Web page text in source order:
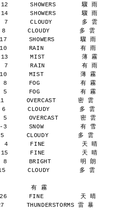
SHOWERS       驟 雨
SHOWERS       驟 雨
CLOUDY        多 雲
CLOUDY        多 雲
SHOWERS       驟 雨
RAIN          有 雨
MIST          薄 霧
RAIN          有 雨
MIST          薄 霧
FOG           有 霧
FOG           有 霧
OVERCAST      密 雲
6      CLOUDY        多 雲
OVERCAST      密 雲
SNOW          有 雪
CLOUDY        多 雲
4      FINE          天 晴
FINE          天 晴
BRIGHT        明 朗
CLOUDY        多 雲
有 霧
26      FINE          天 晴
THUNDERSTORMS 雷 暴